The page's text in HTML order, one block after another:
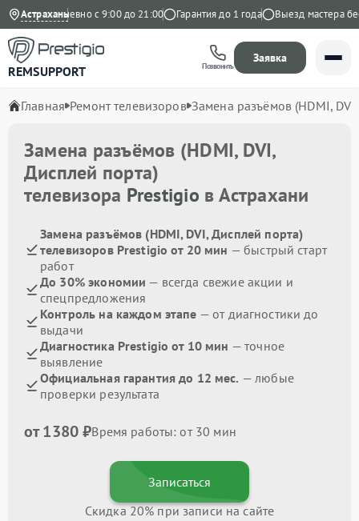
Астрахань
Ежедневно с 9:00 до 21:00 Гарантия до 1 года Выезд мастера
REMSUPPORT Позвонить
Заявка
Главная Ремонт телевизоров Замена разъёмов (HDMI,
Замена разъёмов (HDMI, DVI,
Дисплей порта)
телевизора Prestigio в Астрахани
Замена разъёмов (HDMI, DVI, Дисплей порта)
телевизоров Prestigio от 20 мин — быстрый старт
работ
До 30% экономии — всегда свежие акции и
спецпредложения
Контроль на каждом этапе — от диагностики до
выдачи
Диагностика Prestigio от 10 мин — точное
выявление
Официальная гарантия до 12 мес. — любые
проверки результата
от 1380 ₽Время работы: от 30 мин
Записаться
Скидка 20% при записи на сайте